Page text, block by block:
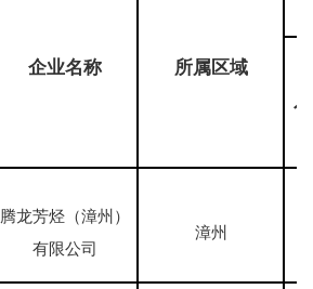
企业名称
所属区域
腾龙芳烃（漳州）
有限公司
漳州